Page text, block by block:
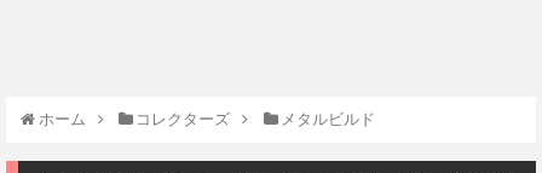
ホーム コレクターズ メタルビルド